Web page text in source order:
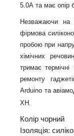
5.0А та має опір
Незважаючи на
фірмова
пробою при
хімічних
тримає
ремонту
Arduino та
XH .
Колір чорний
Ізоляція: